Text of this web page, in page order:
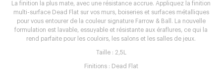
La finition la plus mate, avec une résistance accrue. Appliquez la finition
multi-surface Dead Flat sur vos murs, boiseries et surfaces métalliques
pour vous entourer de la couleur signature Farrow & Ball. La nouvelle
formulation est lavable, essuyable et résistante aux éraflures, ce qui la
rend parfaite pour les couloirs, les salons et les salles de jeux.
Taille : 2,5L
Finitions : Dead Flat